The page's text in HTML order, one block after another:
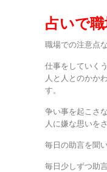
占いで
職場での注意点
仕事をしていく
人と人とのかか
す。
争い事を起こさ
人に嫌な思いを
毎日の助言を聞
毎日少しずつ助